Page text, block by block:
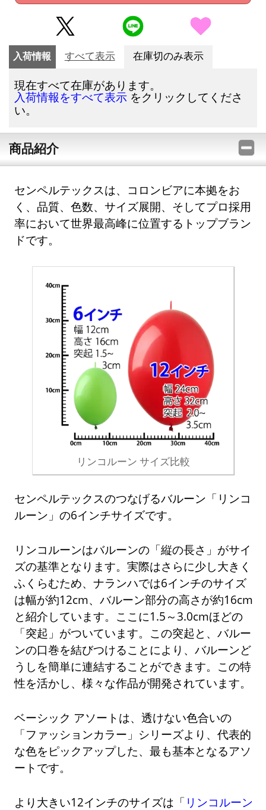
入荷情報 すべて表示 在庫切のみ表示
現在すべて在庫があります。
入荷情報をすべて表示 をクリックしてくださ
い。
商品紹介
センペルテックスは、コロンビアに本拠をお
く、品質、色数、サイズ展開、そしてプロ採用
率において世界最高峰に位置するトップブラン
ドです。
リンコルーン サイズ比較
センペルテックスのつなげるバルーン「リンコ
ルーン」の6インチサイズです。
リンコルーンはバルーンの「縦の長さ」がサイ
ズの基準となります。実際はさらに少し大きく
ふくらむため、ナランハでは6インチのサイズ
は幅が約12cm、バルーン部分の高さが約16cm
と紹介しています。ここに1.5～3.0cmほどの
「突起」がついています。この突起と、バルー
ンの口巻を結びつけることにより、バルーンど
うしを簡単に連結することができます。この特
性を活かし、様々な作品が開発されています。
ベーシック アソートは、透けない色合いの
「ファッションカラー」シリーズより、代表的
な色をピックアップした、最も基本となるアソ
ートです。
より大きい12インチのサイズは「 リンコルーン